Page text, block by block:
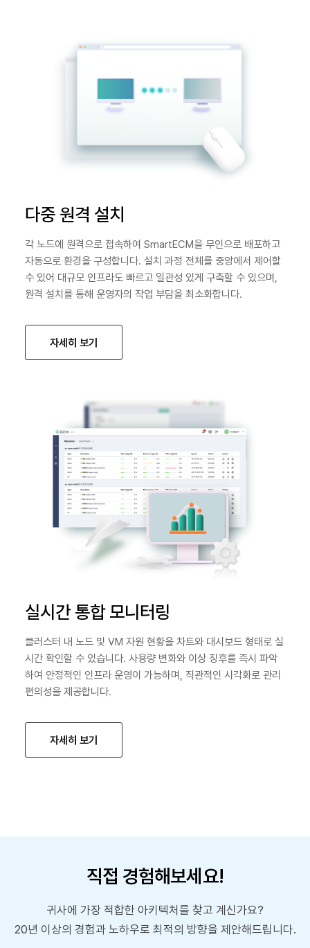
다중 원격 설치
각 노드에 원격으로 접속하여 SmartECM을 무인으로 배포하고
자동으로 환경을 구성합니다. 설치 과정 전체를 중앙에서 제어할
수 있어 대규모 인프라도 빠르고 일관성 있게 구축할 수 있으며,
원격 설치를 통해 운영자의 작업 부담을 최소화합니다.
자세히 보기
실시간 통합 모니터링
클러스터 내 노드 및 VM 자원 현황을 차트와 대시보드 형태로 실
시간 확인할 수 있습니다. 사용량 변화와 이상 징후를 즉시 파악
하여 안정적인 인프라 운영이 가능하며, 직관적인 시각화로 관리
편의성을 제공합니다.
자세히 보기
직접 경험해보세요!
귀사에 가장 적합한 아키텍처를 찾고 계신가요?
20년 이상의 경험과 노하우로 최적의 방향을 제안해드립니다.